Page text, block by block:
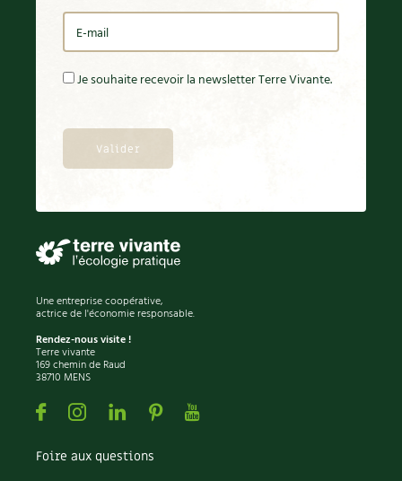
Je souhaite recevoir la newsletter Terre Vivante.
Une entreprise coopérative,
actrice de l'économie responsable.
Rendez-nous visite !
Terre vivante
169 chemin de Raud
38710 MENS
FacebookInstagramLinkedin
PinterestYoutube
Foire aux questions